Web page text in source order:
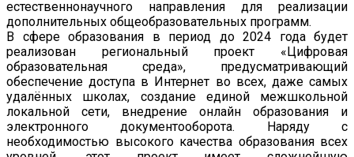
естественнонаучного направления для реализации
дополнительных общеобразовательных программ.
В сфере образования в период до 2024 года будет
реализован региональный проект «Цифровая
образовательная среда», предусматривающий
обеспечение доступа в Интернет во всех, даже самых
удалённых школах, создание единой межшкольной
локальной сети, внедрение онлайн образования и
электронного документооборота. Наряду с
необходимостью высокого качества образования всех